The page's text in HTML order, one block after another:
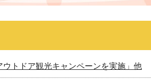
トドア観光キャンペーンを実施」他